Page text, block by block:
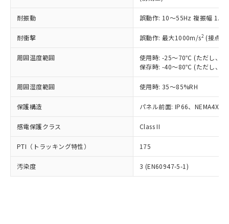
耐振動 誤動作: 10～55Hz 複振幅
耐衝撃 誤動作: 最大1000m/s2 (接点
周囲温度範囲
使用時: -25～70℃ (ただし、氷
保存時: -40～80℃ (ただし、氷
周囲湿度範囲 使用時: 35～85%RH
保護構造 パネル前面: IP66、NEMA4X,
感電保護クラス Class II
PTI（トラッキング特性） 175
汚染度 3 (EN60947-5-1)
在庫状況および標準価格照会結果は、
記載している更新日時点での社内デー
タに基づき作成されるものであり、閲
覧された時点での実際の在庫および標
準価格とは異なる場合があることをご
正式な納期状況および標準価格はお客
様のお取引先、またはお客様担当のオ
ムロン制御機器販売店・当社販売員に
オムロン制御機器販売店や当社販売拠
点は「
販売ネットワーク
」をご確認
在庫状況および標準価格結果を当社の
事前の承諾なく第三者に漏洩または開
示しないようお願いします。
マイパーツ機能（部品リスト作成サー
鉛(Pb) 1000ppm以下、 水銀(Hg) 1000ppm以下、 カド
(PBDE) 1000ppm以下、フタル酸ビス(2-エチルヘキシ
ル) (DEHP)(別名：DOP) 1000ppm以下、フタル酸ブチ
ルベンジル（BBP） 1000ppm以下、フタル酸ジブチル
（DBP） 1000ppm以下、フタル酸ジイソブチル
(DIBP) 1000ppm以下
但し、RoHS指令で産業用監視および制御機器に対する
適用除外項目は除く。
※2 対応予定月
部品在庫の切り替え状況などにより、予定
*中国RoHS10物質の基準値 (GB/T26572)：
Pb(鉛) :1000ppm、 Hg(水銀) : 1000ppm、 Cd(カドミウ
Cr(Ⅵ)(六価クロム) : 1000ppm、 PBBs(ポリ臭化ビフェ
ニル類) : 1000ppm、 PBDEs(ポリ臭化ジフェニルエーテ
DBP(フタル酸ジブチル) : 1000ppm、 DIBP(フタル酸ジ
イソブチル) : 1000ppm、 BBP(フタル酸ブチルベンジ
ル) : 1000ppm、
DEHP(フタル酸ビス(2-エチルヘキシル)) : 1000ppm
※2 環境保護使用期限
「ｅ」：有害物質（10物質）のすべてが基
「10」：通常の使用状況下において有害物
（以下｢規制貨物等」という）を輸出
または国外への提供する場合は、日本
国政府の輸出許可(または役務取引許
当社は規制貨物を破棄する場合は、完
全に破砕するなど、違法に輸出されな
いよう必要な手段を講じます。
当社は貴社製品を、核兵器、ミサイ
ル、化学兵器、生物兵器またはその他
武器並びにこれらの製造装置等に一切
使用いたしません。
当社は、貴社製品を第三者に販売する
場合は、上記1、2および3の内容を当
該第三者に通知します。また当社は、
販売先および販売に係わる関係者が違
○ 一定数以上の在庫あり
△ 一定数には満たないが在庫あり
在庫なし(最新の在庫状況につ
たはお客様担当のオムロン制御
機器販売店・当社販売員にご確
空
受注生産機種、また在庫状況の